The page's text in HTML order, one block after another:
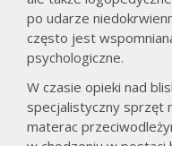
po udarze
często jest
psychologiczne.
W czasie opieki nad
specjalistyczny sprzęt
materac